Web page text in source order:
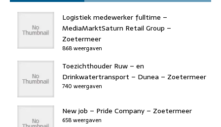
Logistiek medewerker fulltime –
MediaMarktSaturn Retail Group –
Zoetermeer
868 weergaven
Toezichthouder Ruw – en
Drinkwatertransport – Dunea – Zoetermeer
740 weergaven
New job – Pride Company – Zoetermeer
658 weergaven